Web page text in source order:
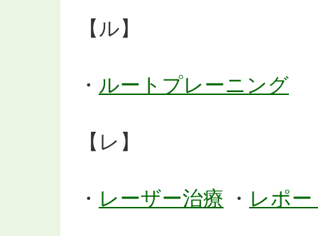
【ル】
・ ルートプレーニング
【レ】
・ レーザー治療 ・ レポー